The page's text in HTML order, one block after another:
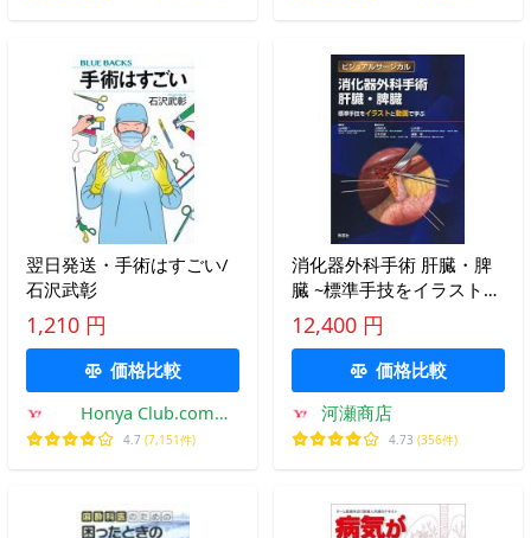
翌日発送・手術はすごい/
石沢武彰
1,210 円
価格比較
Honya Club.com
Yahoo!店
4.7 (7,151件)
消化器外科手術 肝臓・脾
臓 ~標準手技をイラストと
動画で学ぶ~ (ビジュアル
サージカル)
12,400 円
価格比較
河瀬商店
4.73 (356件)